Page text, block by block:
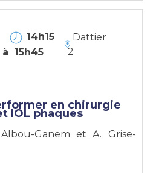
14h15
à 15h45
Dattier
2
en chirurgie
IOL phaques
Ganem et A. Grise-